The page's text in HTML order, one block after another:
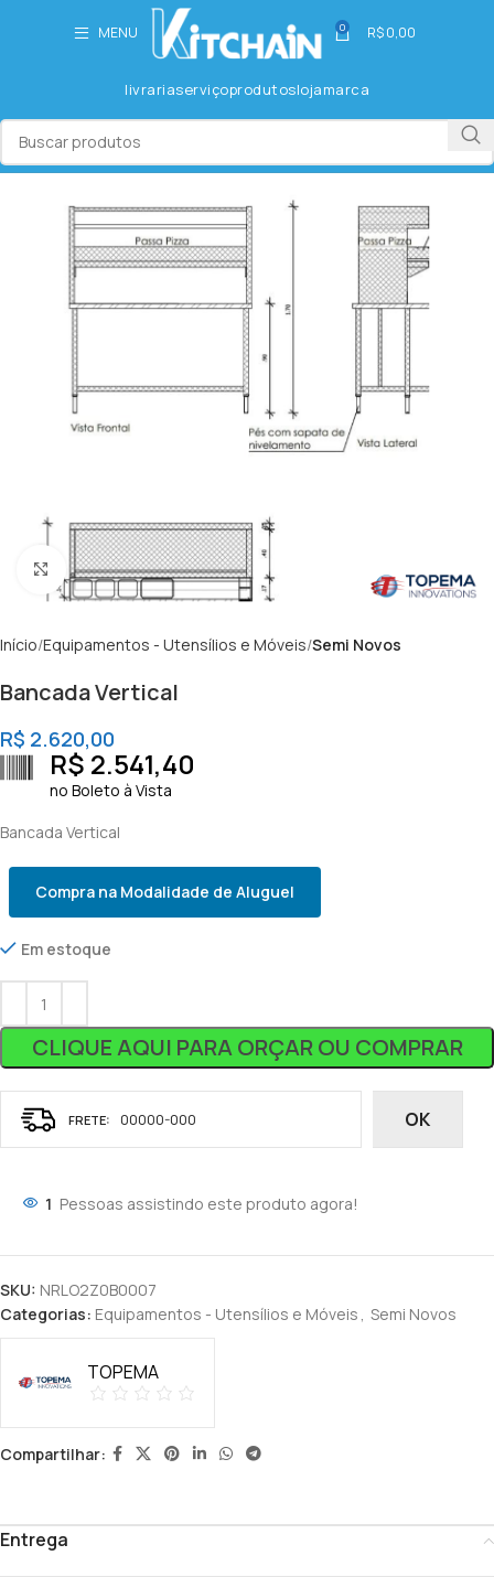
MENU 0 R$0,00
livrariaserviçoprodutoslojamarca
Clique para ampliar
Início Equipamentos - Utensílios e Móveis Semi Novos
Bancada Vertical
R$ 2.620,00
R$ 2.541,40
no Boleto à Vista
Bancada Vertical
Compra na Modalidade de Aluguel
Em estoque
CLIQUE AQUI PARA ORÇAR OU COMPRAR
OK
1 Pessoas assistindo este produto agora!
SKU: NRLO2Z0B0007
Categorias: Equipamentos - Utensílios e Móveis , Semi Novos
TOPEMA
Compartilhar:
Entrega